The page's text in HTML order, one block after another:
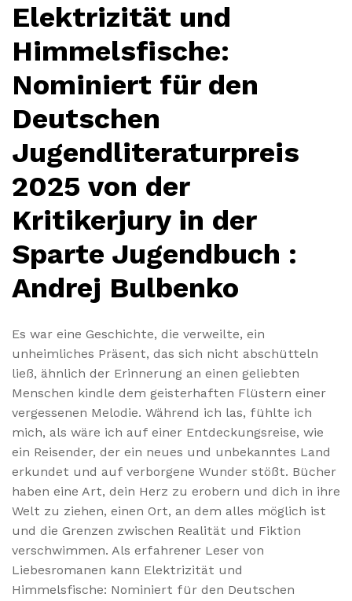
Elektrizität und
Himmelsfische:
Nominiert für den
Deutschen
Jugendliteraturpreis
2025 von der
Kritikerjury in der
Sparte Jugendbuch :
Andrej Bulbenko
Es war eine Geschichte, die verweilte, ein
unheimliches Präsent, das sich nicht abschütteln
ließ, ähnlich der Erinnerung an einen geliebten
Menschen kindle dem geisterhaften Flüstern einer
vergessenen Melodie. Während ich las, fühlte ich
mich, als wäre ich auf einer Entdeckungsreise, wie
ein Reisender, der ein neues und unbekanntes Land
erkundet und auf verborgene Wunder stößt. Bücher
haben eine Art, dein Herz zu erobern und dich in ihre
Welt zu ziehen, einen Ort, an dem alles möglich ist
und die Grenzen zwischen Realität und Fiktion
verschwimmen. Als erfahrener Leser von
Liebesromanen kann Elektrizität und
Himmelsfische: Nominiert für den Deutschen